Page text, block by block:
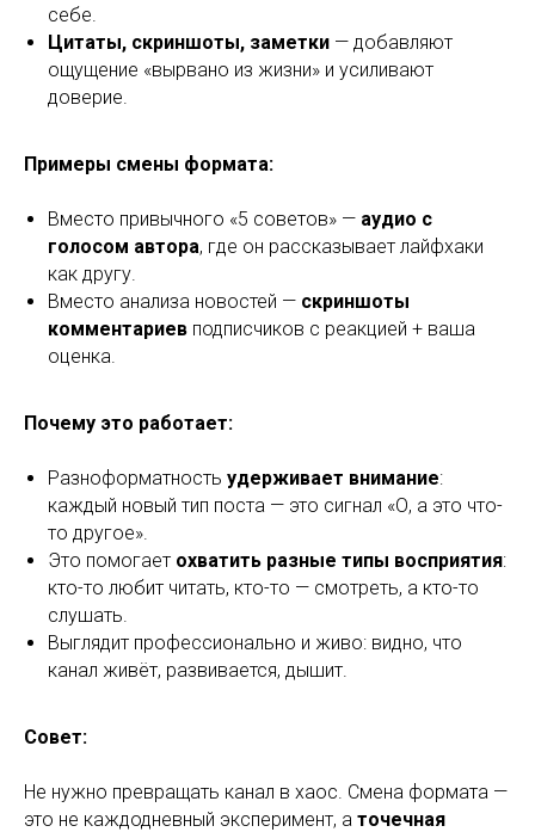
себе.
Цитаты, скриншоты, заметки — добавляют
ощущение «вырвано из жизни» и усиливают
доверие.
Примеры смены формата:
Вместо привычного «5 советов» — аудио с
голосом автора, где он рассказывает лайфхаки
как другу.
Вместо анализа новостей — скриншоты
комментариев подписчиков с реакцией + ваша
оценка.
Почему это работает:
Разноформатность удерживает внимание:
каждый новый тип поста — это сигнал «О, а это что-
то другое».
Это помогает охватить разные типы восприятия:
кто-то любит читать, кто-то — смотреть, а кто-то
слушать.
Выглядит профессионально и живо: видно, что
канал живёт, развивается, дышит.
Совет:
Не нужно превращать канал в хаос. Смена формата —
это не каждодневный эксперимент, а точечная